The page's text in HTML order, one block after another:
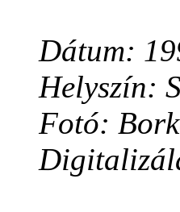
Dátum:
Helyszín:
Fotó: